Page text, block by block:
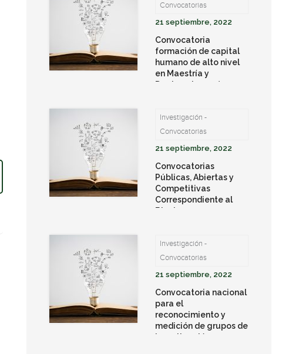
Convocatorias
21 septiembre, 2022
Convocatoria
formación de capital
humano de alto nivel
en Maestría y
Doctorados en áreas
Sucre
Investigación -
Convocatorias
21 septiembre, 2022
Convocatorias
Públicas, Abiertas y
Competitivas
Correspondiente al
Bienio 2021 – 2022-
Investigación -
Convocatorias
21 septiembre, 2022
Convocatoria nacional
para el
reconocimiento y
medición de grupos de
investigación,